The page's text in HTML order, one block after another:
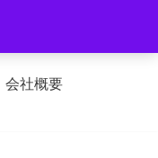
会社概要